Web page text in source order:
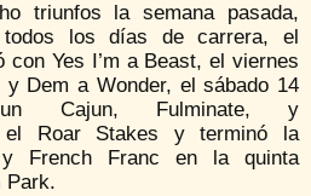
triunfos la semana pasada,
todos los días de carrera, el
con Yes I’m a Beast, el viernes
Dem a Wonder, el sábado 14
Cajun, Fulminate, y
el Roar Stakes y terminó la
French Franc en la quinta
Park.